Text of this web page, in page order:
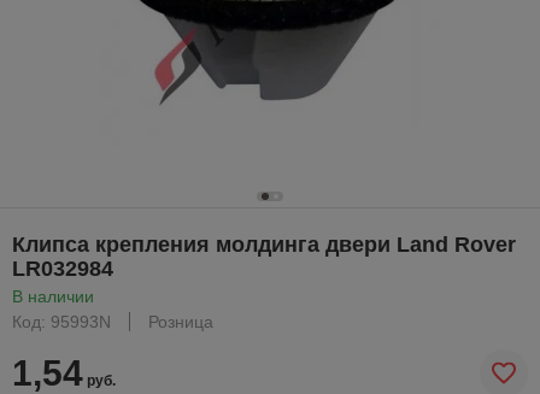
Клипса крепления молдинга двери Land Rover
LR032984
В наличии
Код: 95993N
Розница
1,54 руб.